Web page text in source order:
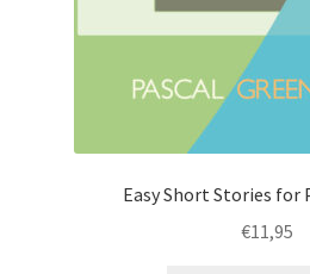
Easy Short Stories for
€11,95